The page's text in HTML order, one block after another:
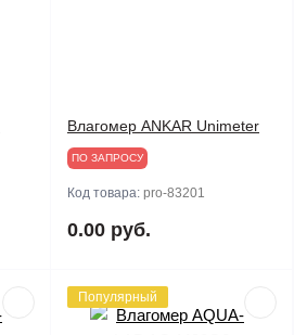
Влагомер ANKAR Unimeter
ПО ЗАПРОСУ
Код товара: pro-83201
0.00 руб.
Популярный